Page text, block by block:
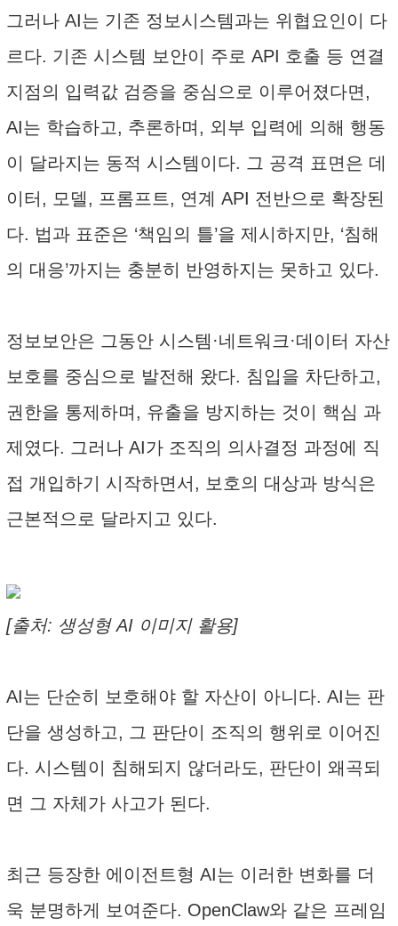
그러나 AI는 기존 정보시스템과는 위협요인이 다
르다. 기존 시스템 보안이 주로 API 호출 등 연결
지점의 입력값 검증을 중심으로 이루어졌다면,
AI는 학습하고, 추론하며, 외부 입력에 의해 행동
이 달라지는 동적 시스템이다. 그 공격 표면은 데
이터, 모델, 프롬프트, 연계 API 전반으로 확장된
다. 법과 표준은 ‘책임의 틀’을 제시하지만, ‘침해
의 대응’까지는 충분히 반영하지는 못하고 있다.
정보보안은 그동안 시스템·네트워크·데이터 자산
보호를 중심으로 발전해 왔다. 침입을 차단하고,
권한을 통제하며, 유출을 방지하는 것이 핵심 과
제였다. 그러나 AI가 조직의 의사결정 과정에 직
접 개입하기 시작하면서, 보호의 대상과 방식은
근본적으로 달라지고 있다.
[출처: 생성형 AI 이미지 활용]
AI는 단순히 보호해야 할 자산이 아니다. AI는 판
단을 생성하고, 그 판단이 조직의 행위로 이어진
다. 시스템이 침해되지 않더라도, 판단이 왜곡되
면 그 자체가 사고가 된다.
최근 등장한 에이전트형 AI는 이러한 변화를 더
욱 분명하게 보여준다. OpenClaw와 같은 프레임